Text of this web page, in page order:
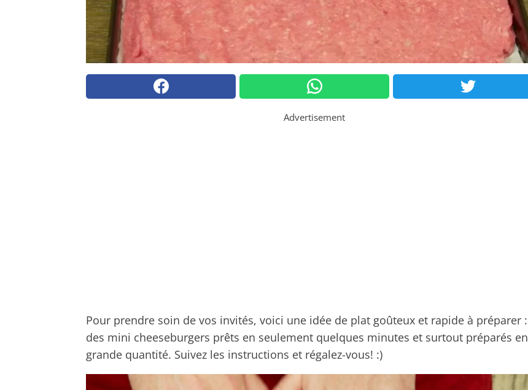
Advertisement
Pour prendre soin de vos invités, voici une idée de plat goûteux et rapide à préparer :
des mini cheeseburgers prêts en seulement quelques minutes et surtout préparés en
grande quantité. Suivez les instructions et régalez-vous! :)